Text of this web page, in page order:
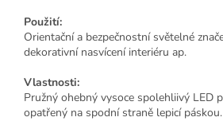
Použití:
Orientační a bezpečnostní světelné
dekorativní nasvícení interiéru ap.
Vlastnosti:
Pružný ohebný vysoce spolehliivý LED
opatřený na spodní straně lepicí páskou.